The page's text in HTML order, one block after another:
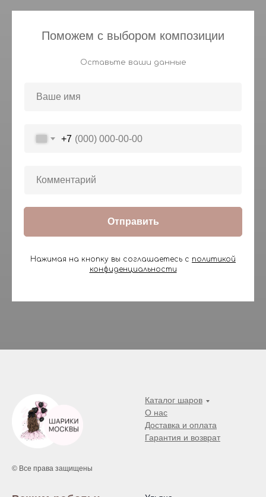
Поможем с выбором композиции
Оставьте ваши данные
+7
Отправить
Нажимая на кнопку вы соглашаетесь с политикой
конфиденциальности
© Все права защищены
Каталог шаров
О нас
Доставка и оплата
Гарантия и возврат